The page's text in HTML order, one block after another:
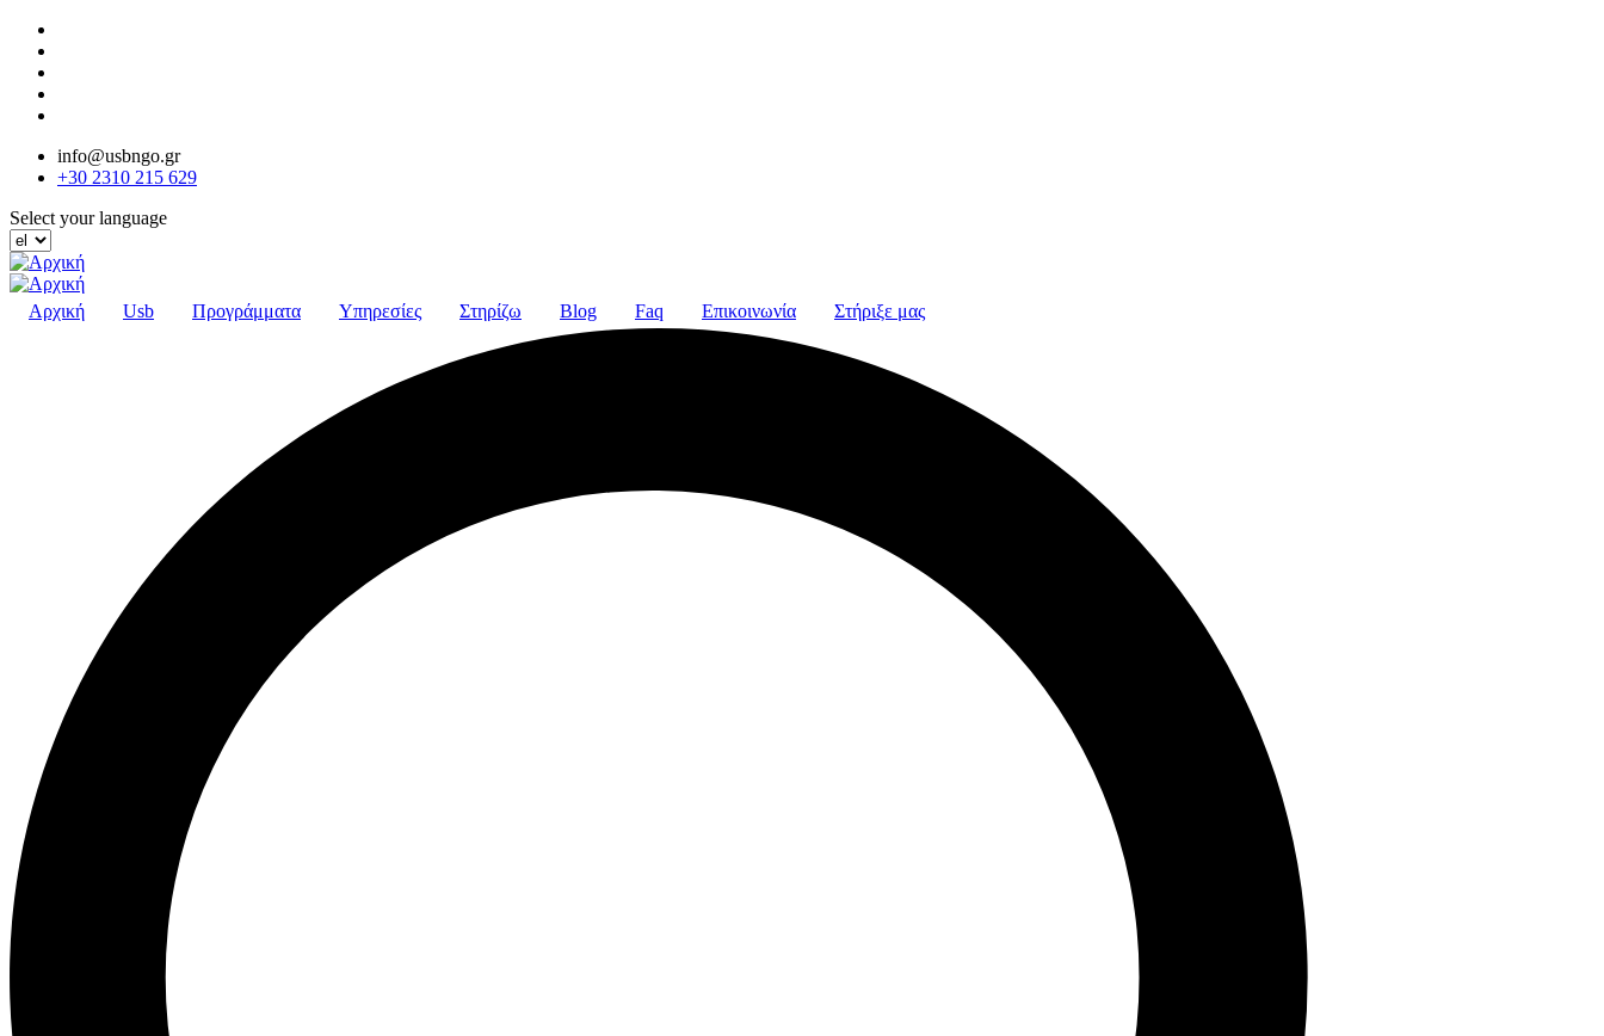
Παράκαμψη
προς
κυρίως
περιεχόμενο
info@usbngo.gr
+30 2310 215 629
Select your language
Αρχική Usb Προγράμματα Υπηρεσίες Στηρίζω Blog Faq Επικοινωνία Στήριξε μας